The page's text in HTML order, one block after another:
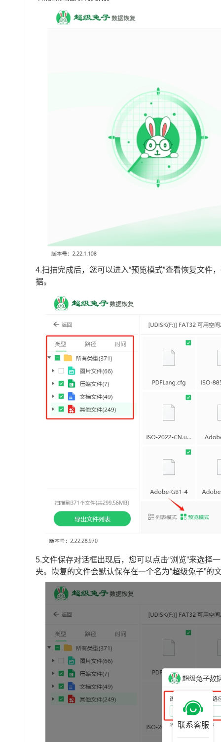
4.扫描完成后，您可以进入“预览模式”查看恢复文件
据。
5.文件保存对话框出现后，您可以点击“浏览”来选择
夹。恢复的文件会默认保存在一个名为“超级兔子”的
联系客服